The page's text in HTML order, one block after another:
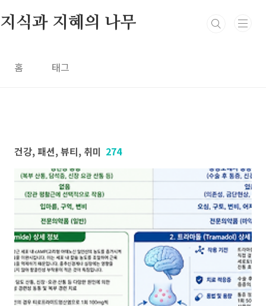
지식과 지혜의 나무
홈 태그
건강, 패션, 뷰티, 취미 274